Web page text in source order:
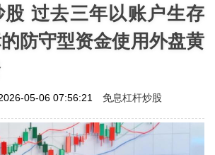
过去三年以账户生存
防守型资金使用外盘黄
05-06 07:56:21 免息杠杆炒股